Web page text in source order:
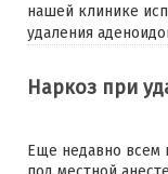
нашей клинике
удаления
Наркоз при
Еще недавно всем